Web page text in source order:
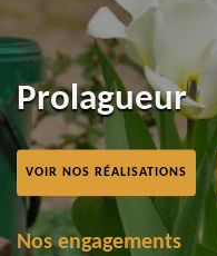
Prolagueur
VOIR NOS RÉALISATIONS
Nos engagements